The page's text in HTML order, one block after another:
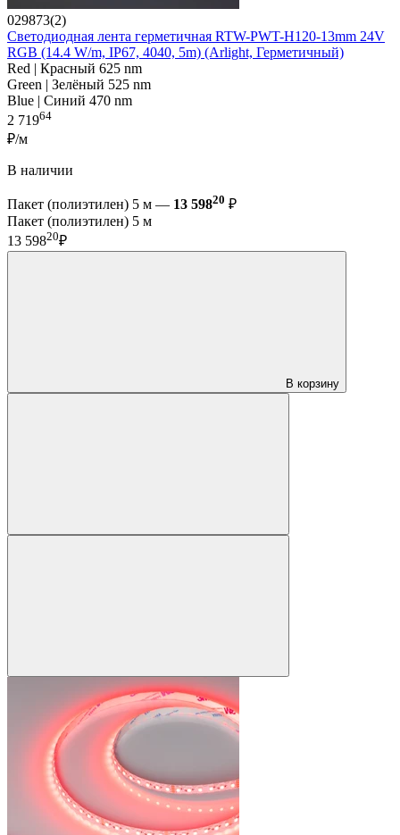
029873(2)
Светодиодная лента герметичная RTW-PWT-H120-13mm 24V
RGB (14.4 W/m, IP67, 4040, 5m) (Arlight, Герметичный)
Red | Красный 625 nm
Green | Зелёный 525 nm
Blue | Синий 470 nm
2 71964
₽/м
В наличии
Пакет (полиэтилен) 5 м — 13 59820 ₽
Пакет (полиэтилен) 5 м
13 59820₽
В корзину